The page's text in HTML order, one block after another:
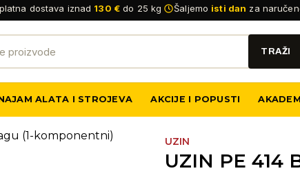
dostava iznad 130 € do 25 kg Šaljemo isti dan za
ALATA I STROJEVA AKCIJE I POPUSTI
UZIN
UZIN PE 414